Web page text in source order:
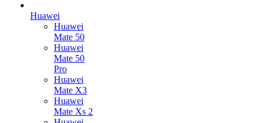
Huawei
Huawei
Mate 50
Huawei
Mate 50
Pro
Huawei
Mate X3
Huawei
Mate Xs 2